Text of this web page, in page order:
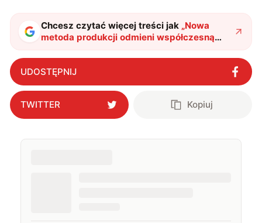
Chcesz czytać więcej treści jak „Nowa
metoda produkcji odmieni współczesną
chemię"?
UDOSTĘPNIJ
TWITTER Kopiuj